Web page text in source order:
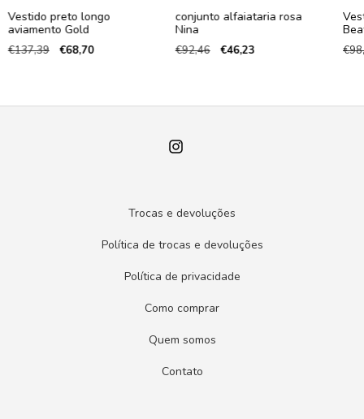
Vestido preto longo
aviamento Gold
€137,39 €68,70
conjunto alfaiataria rosa
Nina
€92,46 €46,23
Trocas e devoluções
Política de trocas e devoluções
Política de privacidade
Como comprar
Quem somos
Contato